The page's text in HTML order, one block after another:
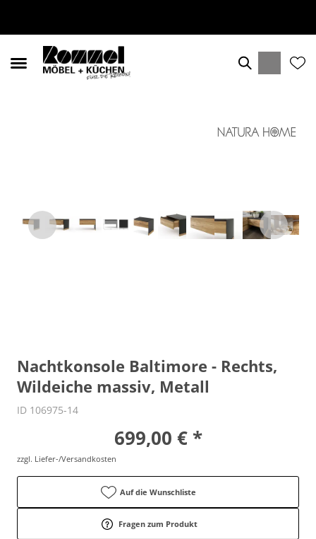
Nachtkonsole Baltimore - Rechts,
Wildeiche massiv, Metall
ID 106975-14
699,00 € *
zzgl. Liefer-/Versandkosten
Auf die Wunschliste
Fragen zum Produkt